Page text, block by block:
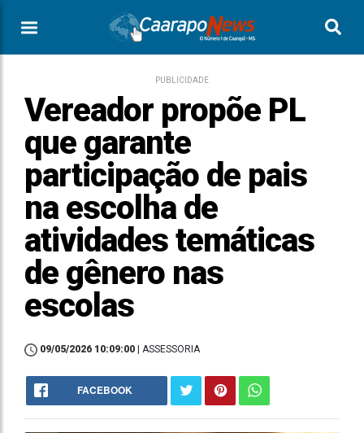
PUBLICIDADE
Vereador propõe PL
que garante
participação de pais
na escolha de
atividades temáticas
de gênero nas
escolas
09/05/2026 10:09:00 | ASSESSORIA
FACEBOOK